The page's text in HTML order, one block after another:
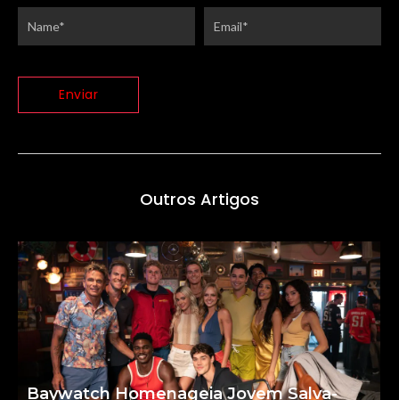
Outros Artigos
Baywatch Homenageia Jovem Salva-